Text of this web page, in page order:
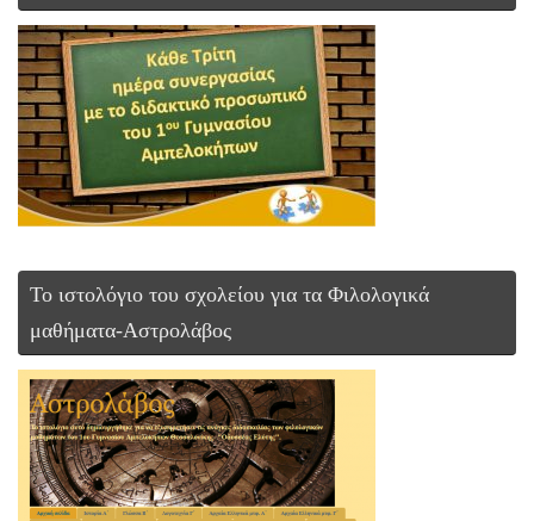
Το ιστολόγιο του σχολείου για τα Φιλολογικά
μαθήματα-Αστρολάβος